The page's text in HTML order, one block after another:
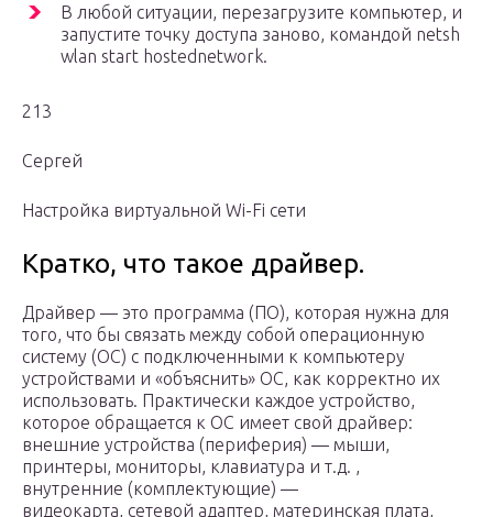
В любой ситуации, перезагрузите компьютер, и
запустите точку доступа заново, командой netsh
wlan start hostednetwork.
213
Сергей
Настройка виртуальной Wi-Fi сети
Кратко, что такое драйвер.
Драйвер — это программа (ПО), которая нужна для
того, что бы связать между собой операционную
систему (ОС) с подключенными к компьютеру
устройствами и «объяснить» ОС, как корректно их
использовать. Практически каждое устройство,
которое обращается к ОС имеет свой драйвер:
внешние устройства (периферия) — мыши,
принтеры, мониторы, клавиатура и т.д. ,
внутренние (комплектующие) —
видеокарта, сетевой адаптер, материнская плата,